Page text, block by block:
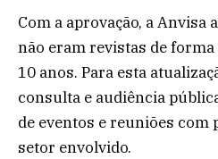
Com a aprovação, a Anvisa
não eram revistas de
10 anos. Para esta
consulta e audiência
de eventos e reuniões com
setor envolvido.